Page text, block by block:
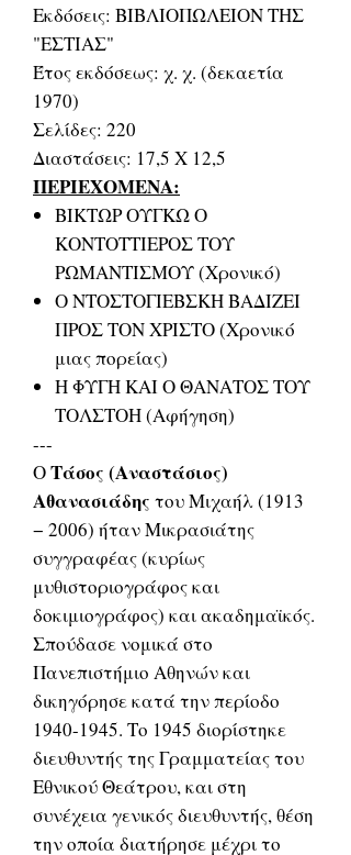
Εκδόσεις: ΒΙΒΛΙΟΠΩΛΕΙΟΝ ΤΗΣ
"ΕΣΤΙΑΣ"
Έτος εκδόσεως: χ. χ. (δεκαετία
1970)
Σελίδες: 220
Διαστάσεις: 17,5 Χ 12,5
ΠΕΡΙΕΧΟΜΕΝΑ:
ΒΙΚΤΩΡ ΟΥΓΚΩ Ο
ΚΟΝΤΟΤΤΙΕΡΟΣ ΤΟΥ
ΡΩΜΑΝΤΙΣΜΟΥ (Χρονικό)
Ο ΝΤΟΣΤΟΓΙΕΒΣΚΗ ΒΑΔΙΖΕΙ
ΠΡΟΣ ΤΟΝ ΧΡΙΣΤΟ (Χρονικό
μιας πορείας)
Η ΦΥΓΗ ΚΑΙ Ο ΘΑΝΑΤΟΣ ΤΟΥ
ΤΟΛΣΤΟΗ (Αφήγηση)
---
ΟΤάσος (Αναστάσιος)
Αθανασιάδης του Μιχαήλ (1913
− 2006) ήταν Μικρασιάτης
συγγραφέας (κυρίως
μυθιστοριογράφος και
δοκιμιογράφος) και ακαδημαϊκός.
Σπούδασε νομικά στο
Πανεπιστήμιο Αθηνών και
δικηγόρησε κατά την περίοδο
1940-1945. Το 1945 διορίστηκε
διευθυντής της Γραμματείας του
Εθνικού Θεάτρου, και στη
συνέχεια γενικός διευθυντής, θέση
την οποία διατήρησε μέχρι το